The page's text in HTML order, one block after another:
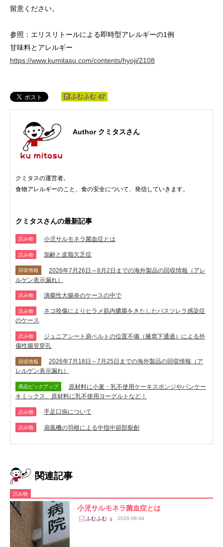
留意ください。
参照：エリスリトールによる即時型アレルギーの1例
甘味料とアレルギー
https://www.kumitasu.com/contents/hyoji/2108
47
Author クミタスさん
クミタスの運営者。
食物アレルギーのこと、食の安全について、発信していきます。
クミタスさんの最新記事
読み物 小児サルモネラ菌血症とは
読み物 加齢と皮脂欠乏症
回収情報
2026年7月26日～8月2日までの海外製品の回収情報（アレ
ルゲン表示漏れ）
読み物 潰瘍性大腸炎のケースの中で
読み物
ネコ咬傷によりヒラメ筋内膿瘍をきたしたパスツレラ感染症
のケース
読み物
ジュニアシート肩ベルトの位置不備（腋窩下通過）による外
傷性腸管穿孔
回収情報
2026年7月18日～7月25日までの海外製品の回収情報（ア
レルゲン表示漏れ）
商品ピックアップ
原材料に小麦・乳不使用ケーキスポンジやパンケー
キミックス、原材料に乳不使用ヨーグルトなど！
読み物 手足口病について
読み物 扇風機の羽根による中指中節部裂創
関連記事
読み物
小児サルモネラ菌血症とは
4 2026.08.04